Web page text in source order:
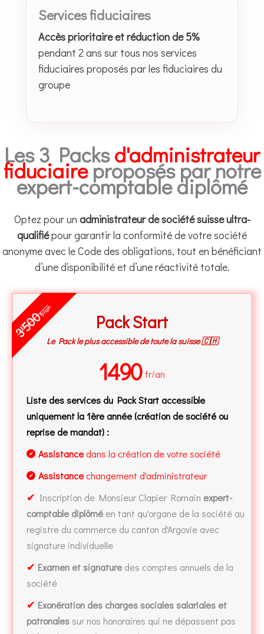
Services fiduciaires
Accès prioritaire et réduction de 5%
pendant 2 ans sur tous nos services
fiduciaires proposés par les fiduciaires du
groupe
Les 3 Packsd'administrateur
fiduciaireproposés par notre
expert-comptable diplômé
Optez pour un administrateur de société suisse ultra-
qualifiépour garantir la conformité de votre société
anonyme avec le Code des obligations, tout en bénéficiant
d’une disponibilité et d’une réactivité totale.
Pack Start
Le Pack le plus accessible de toute la suisse 🇨🇭
1490 fr/an
Liste des services du Pack Start accessible
uniquement la 1ère année (création de société ou
reprise de mandat) :
✔ Assistance dans la création de votre société
✔ Assistance changement d'administrateur
✔ Inscription de Monsieur Clapier Romain expert-
comptable diplômé en tant qu'organe de la société au
registre du commerce du canton d'Argovie avec
signature individuelle
✔ Examen et signature des comptes annuels de la
société
✔ Exonération des charges sociales salariales et
patronalessur nos honoraires qui ne dépassent pas
3'500fr/an